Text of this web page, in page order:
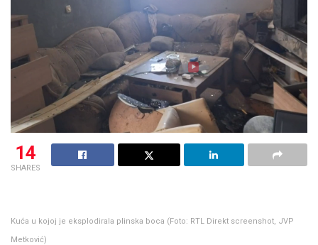
14
SHARES
Kuća u kojoj je eksplodirala plinska boca (Foto: RTL Direkt screenshot, JVP
Metković)